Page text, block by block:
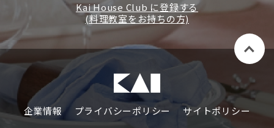
Kai House Club に登録する
(料理教室をお持ちの方)
企業情報 プライバシーポリシー サイトポリシー